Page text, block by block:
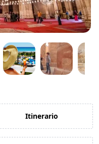
Itinerario